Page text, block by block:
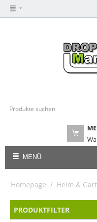
MENÜ
Homepage / Heim &
PRODUKTFILTER